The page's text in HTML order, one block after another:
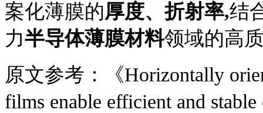
案化薄膜的厚度、折射率,结
力半导体薄膜材料领域的高
原文参考：《Horizontally
films enable efficient and